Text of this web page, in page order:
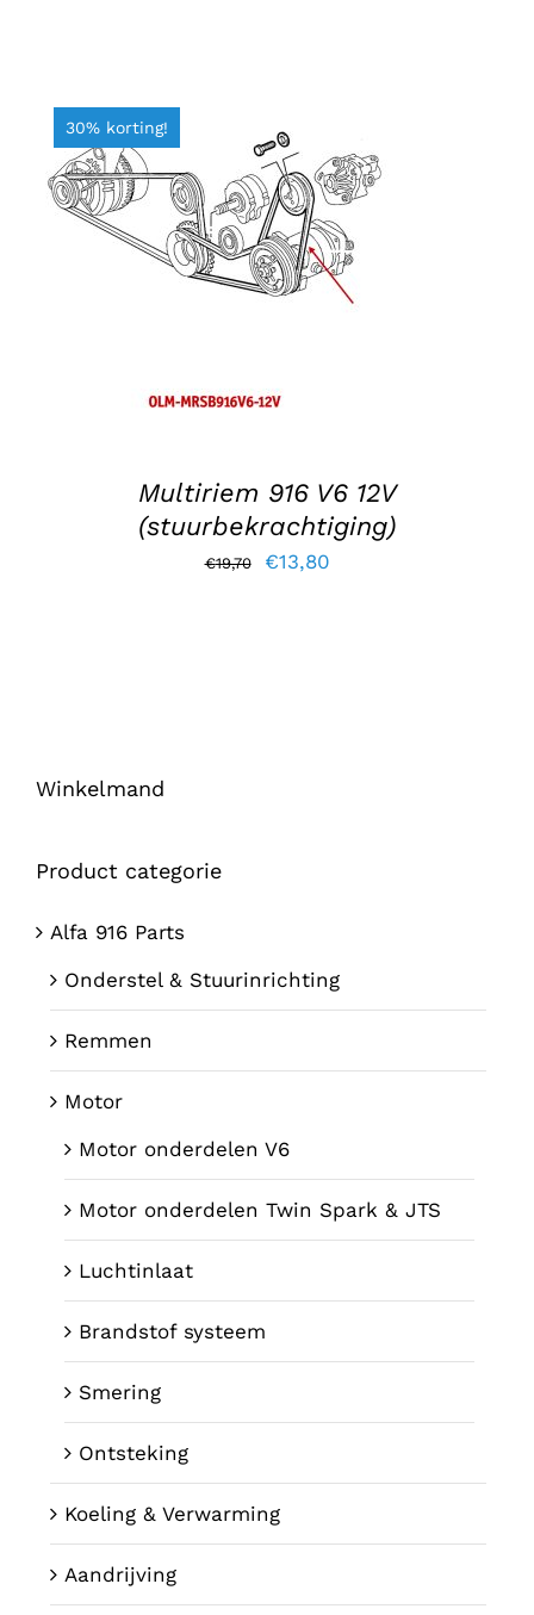
30% korting!
TOEVOEGEN AAN WINKELWAGEN
/
DETAILS
Multiriem 916 V6 12V
(stuurbekrachtiging)
€19,70
Oorspronkelijke
€13,80Huidige
Winkelmand
Product categorie
Alfa 916 Parts
Onderstel & Stuurinrichting
Remmen
Motor
Motor onderdelen V6
Motor onderdelen Twin Spark & JTS
Luchtinlaat
Brandstof systeem
Smering
Ontsteking
Koeling & Verwarming
Aandrijving